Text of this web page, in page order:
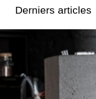
Derniers articles